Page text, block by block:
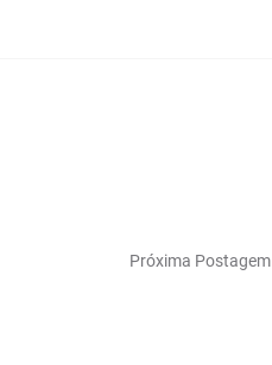
Próxima Postagem